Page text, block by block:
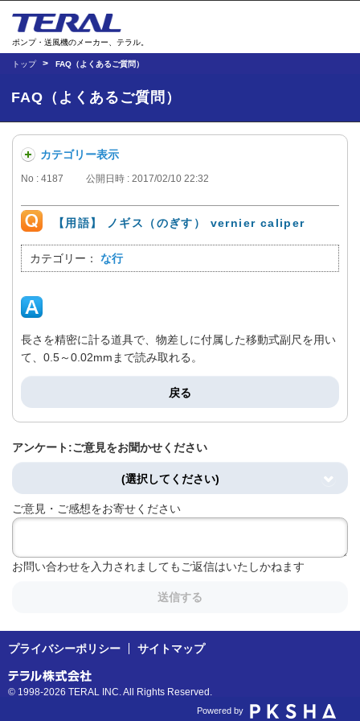
ポンプ・送風機のメーカー、テラル。
トップ FAQ（よくあるご質問）
FAQ（よくあるご質問）
カテゴリー表示
No : 4187 公開日時 : 2017/02/10 22:32
【用語】 ノギス（のぎす） vernier caliper
カテゴリー： な行
長さを精密に計る道具で、物差しに付属した移動式副尺を用い
て、0.5～0.02mmまで読み取れる。
戻る
アンケート:ご意見をお聞かせください
(選択してください)
ご意見・ご感想をお寄せください
お問い合わせを入力されましてもご返信はいたしかねます
送信する
プライバシーポリシー サイトマップ
© 1998-2026 TERAL INC. All Rights Reserved.
Powered by